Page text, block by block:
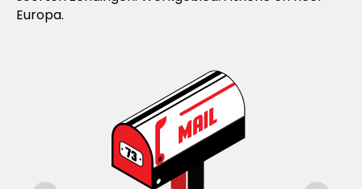
Europa.